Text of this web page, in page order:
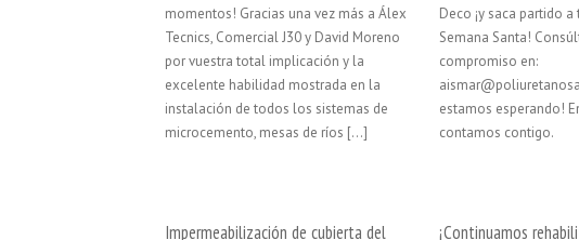
momentos! Gracias una vez más a Álex
Tecnics, Comercial J30 y David Moreno
por vuestra total implicación y la
excelente habilidad mostrada en la
instalación de todos los sistemas de
microcemento, mesas de ríos […]
Deco ¡y saca partido
Semana Santa!
compromiso en:
estamos esperando!
contamos contigo.
Impermeabilización de cubierta del ¡Continuamos